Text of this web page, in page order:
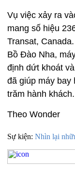
Sự kiện: Nhìn lại
Vụ việc xảy ra
mang số hiệu
Transat,
Bồ Đào Nha,
định dứt khoát
đã giúp máy bay
trăm hành khách.
Theo Wonder